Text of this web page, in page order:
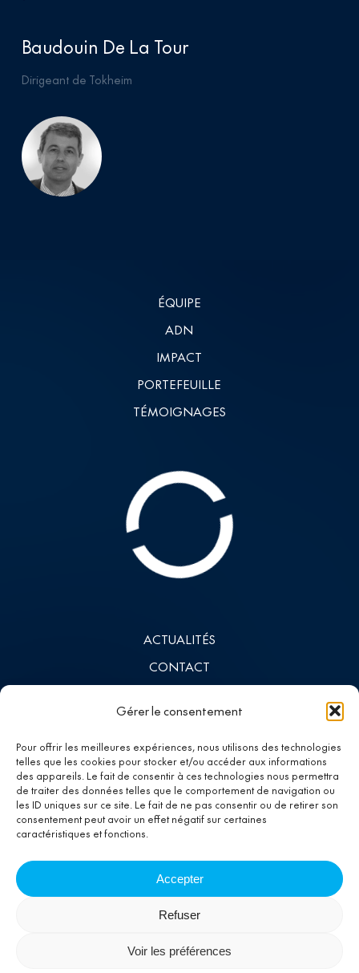
Gérer le consentement
Pour offrir les meilleures expériences, nous utilisons des technologies
telles que les cookies pour stocker et/ou accéder aux informations
des appareils. Le fait de consentir à ces technologies nous permettra
de traiter des données telles que le comportement de navigation ou
les ID uniques sur ce site. Le fait de ne pas consentir ou de retirer son
consentement peut avoir un effet négatif sur certaines
caractéristiques et fonctions.
Accepter
Refuser
Voir les préférences
Baudouin De La Tour
Dirigeant de Tokheim
ÉQUIPE
ADN
IMPACT
PORTEFEUILLE
TÉMOIGNAGES
ACTUALITÉS
CONTACT
LINKEDIN
Investing in
progress